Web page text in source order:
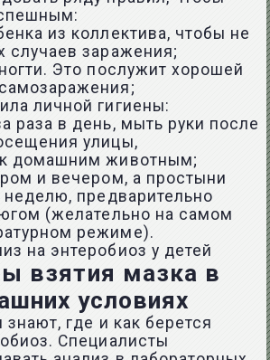
из коллектива, чтобы не
случаев заражения;
Это послужит хорошей
личной гигиены:
раза в день, мыть руки после
улицы,
домашним животным;
и вечером, а простыни
неделю, предварительно
(желательно на самом
режиме).
взятия мазка в
условиях
где и как берется
Специалисты